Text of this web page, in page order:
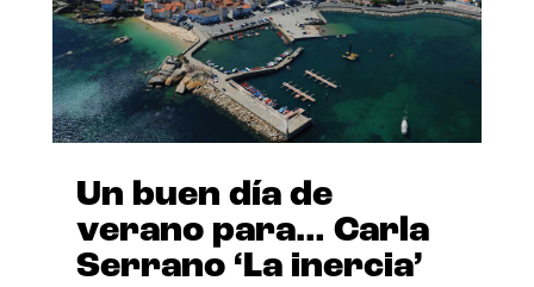
Un buen día de
verano para… Carla
Serrano ‘La inercia’